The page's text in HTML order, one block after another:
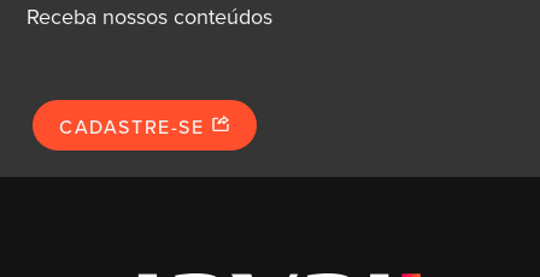
Receba nossos conteúdos
CADASTRE-SE